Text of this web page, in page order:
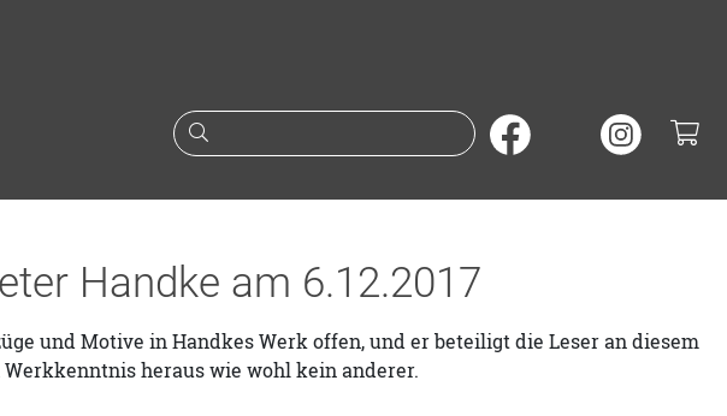
Suche nach Büchern oder
Handke am 6.12.2017
und Motive in Handkes Werk offen, und er beteiligt die Leser an diesem
heraus wie wohl kein anderer.